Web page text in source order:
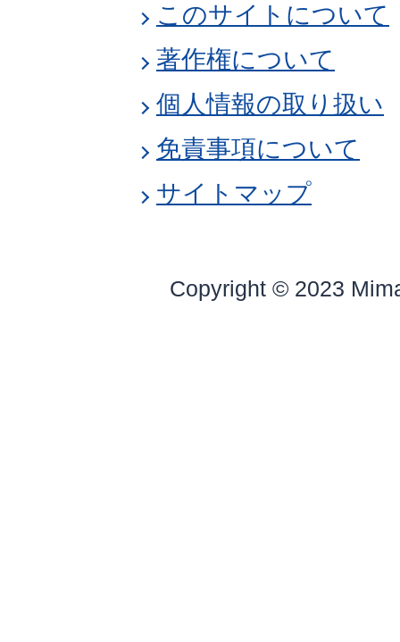
このサイトについて
著作権について
個人情報の取り扱い
免責事項について
サイトマップ
Copyright © 2023